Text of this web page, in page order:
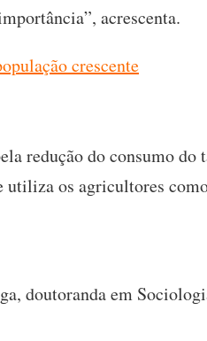
acrescenta.
crescente
redução do consumo do
os agricultores
doutoranda em